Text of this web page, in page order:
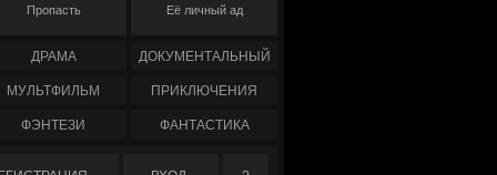
Пропасть Её личный ад
ДРАМА ДОКУМЕНТАЛЬНЫЙ
МУЛЬТФИЛЬМ ПРИКЛЮЧЕНИЯ
ФЭНТЕЗИ ФАНТАСТИКА